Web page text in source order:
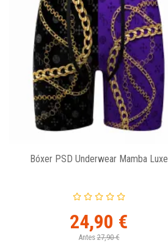
Bóxer PSD Underwear Mamba Luxe
24,90 €
Antes 27,90 €